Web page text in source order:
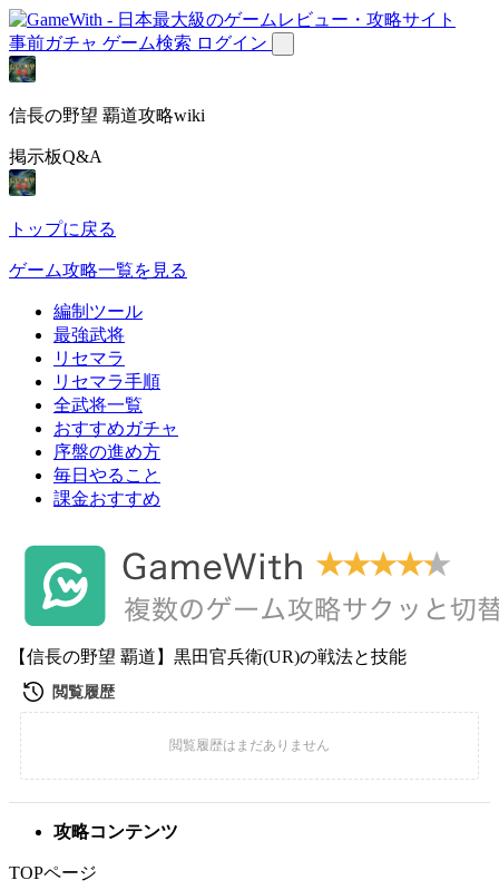
事前ガチャ ゲーム検索 ログイン
信長の野望 覇道攻略wiki
掲示板Q&A
トップに戻る
ゲーム攻略一覧を見る
編制ツール
最強武将
リセマラ
リセマラ手順
全武将一覧
おすすめガチャ
序盤の進め方
毎日やること
課金おすすめ
【信長の野望 覇道】黒田官兵衛(UR)の戦法と技能
攻略コンテンツ
TOPページ